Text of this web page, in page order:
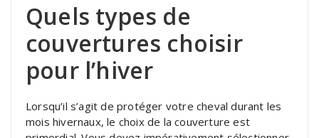
Quels types de
couvertures choisir
pour l’hiver
Lorsqu’il s’agit de protéger votre cheval durant les
mois hivernaux, le choix de la couverture est